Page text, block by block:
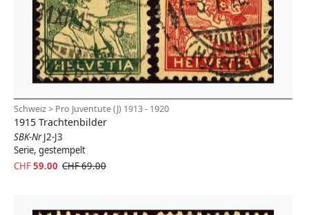
Schweiz > Pro Juventute (J) 1913 - 1920
1915 Trachtenbilder
SBK-NrJ2-J3
Serie, gestempelt
CHF59.00 CHF 69.00